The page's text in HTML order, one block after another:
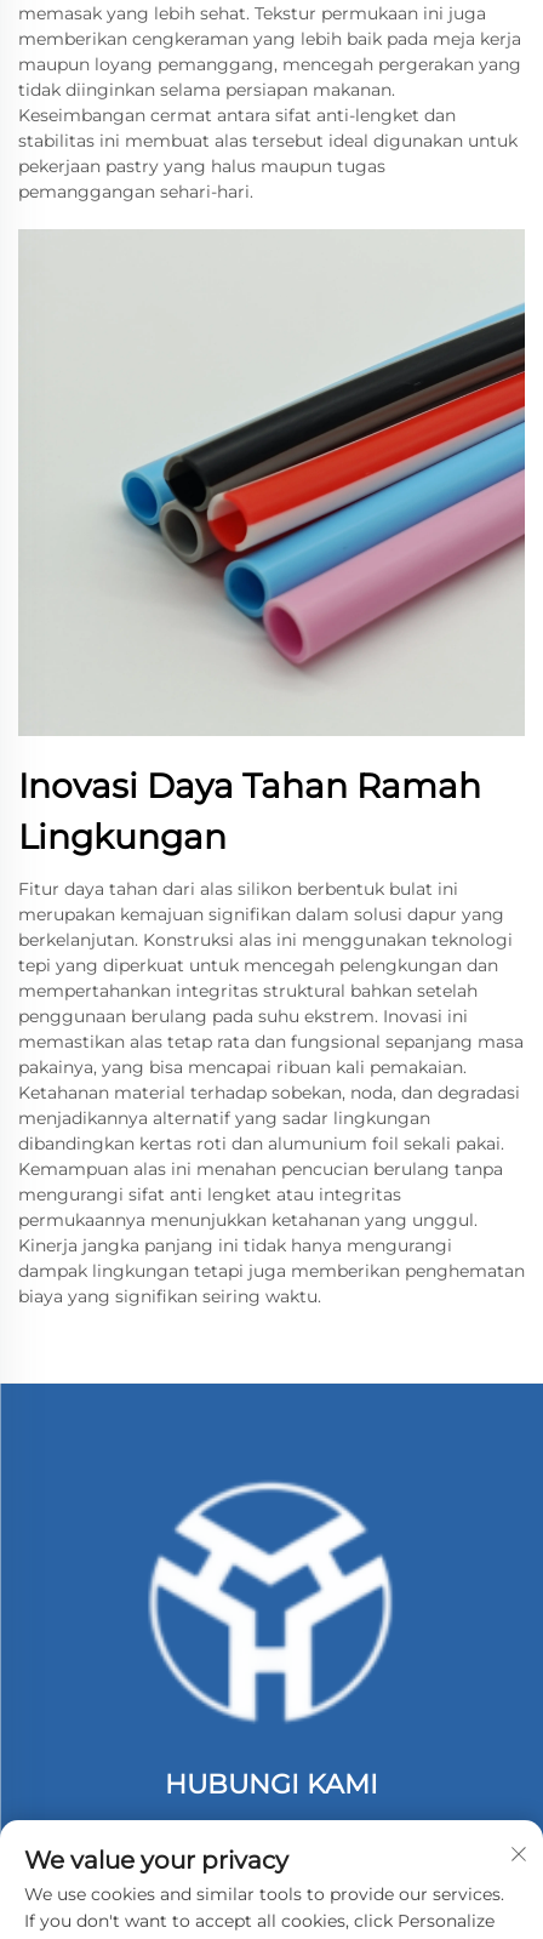
memasak yang lebih sehat. Tekstur permukaan ini juga
memberikan cengkeraman yang lebih baik pada meja kerja
maupun loyang pemanggang, mencegah pergerakan yang
tidak diinginkan selama persiapan makanan.
Keseimbangan cermat antara sifat anti-lengket dan
stabilitas ini membuat alas tersebut ideal digunakan untuk
pekerjaan pastry yang halus maupun tugas
pemanggangan sehari-hari.
Inovasi Daya Tahan Ramah
Lingkungan
Fitur daya tahan dari alas silikon berbentuk bulat ini
merupakan kemajuan signifikan dalam solusi dapur yang
berkelanjutan. Konstruksi alas ini menggunakan teknologi
tepi yang diperkuat untuk mencegah pelengkungan dan
mempertahankan integritas struktural bahkan setelah
penggunaan berulang pada suhu ekstrem. Inovasi ini
memastikan alas tetap rata dan fungsional sepanjang masa
pakainya, yang bisa mencapai ribuan kali pemakaian.
Ketahanan material terhadap sobekan, noda, dan degradasi
menjadikannya alternatif yang sadar lingkungan
dibandingkan kertas roti dan alumunium foil sekali pakai.
Kemampuan alas ini menahan pencucian berulang tanpa
mengurangi sifat anti lengket atau integritas
permukaannya menunjukkan ketahanan yang unggul.
Kinerja jangka panjang ini tidak hanya mengurangi
dampak lingkungan tetapi juga memberikan penghematan
biaya yang signifikan seiring waktu.
HUBUNGI KAMI
Langbei. Tongle Longgang. Shenzhen, China.
Telp:+86-13530558584
E-Mail:[email protected]
We value your privacy
We use cookies and similar tools to provide our services.
If you don't want to accept all cookies, click Personalize